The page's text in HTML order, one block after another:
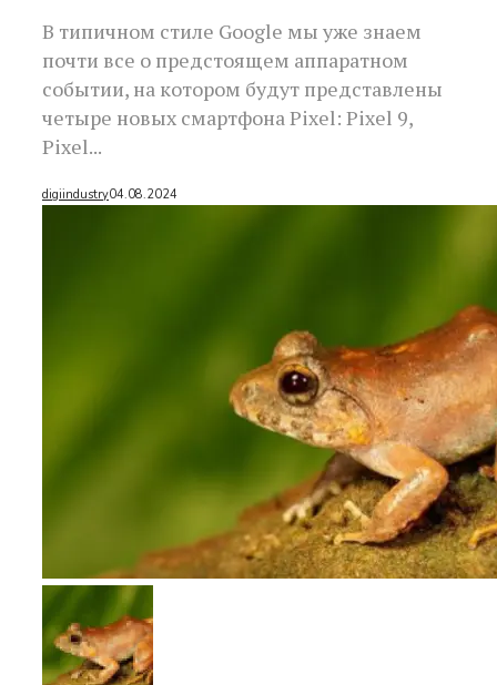
В типичном стиле Google мы уже знаем
почти все о предстоящем аппаратном
событии, на котором будут представлены
четыре новых смартфона Pixel: Pixel 9,
Pixel...
digiindustry04.08.2024